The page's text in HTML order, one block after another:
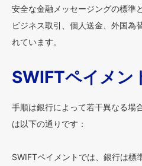
安全な金融メッセージングの標準
ビジネス取引、個人送金、外国為
れています。
SWIFTペイメン
手順は銀行によって若干異なる場
は以下の通りです：
SWIFTペイメントでは、銀行は標